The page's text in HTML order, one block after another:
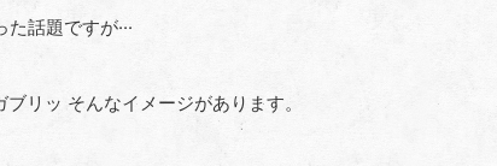
話題ですが···
リッ そんなイメージがあります。